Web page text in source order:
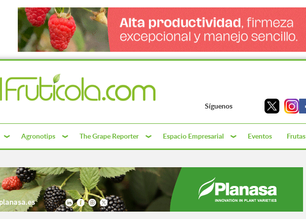
Síguenos
Agronotips The Grape Reporter Espacio Empresarial Eventos Frutas